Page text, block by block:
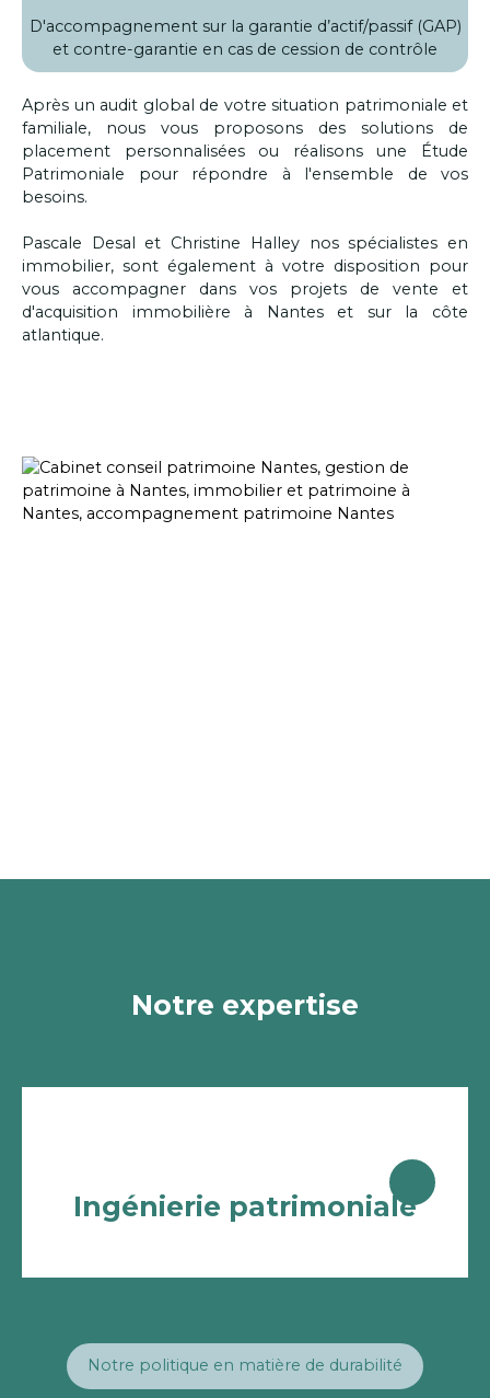
D'accompagnement sur la garantie d’actif/passif (GAP)
et contre-garantie en cas de cession de contrôle
Après un audit global de votre situation patrimoniale et
familiale, nous vous proposons des solutions de
placement personnalisées ou réalisons une Étude
Patrimoniale pour répondre à l'ensemble de vos
besoins.
Pascale Desal et Christine Halley nos spécialistes en
immobilier, sont également à votre disposition pour
vous accompagner dans vos projets de vente et
d'acquisition immobilière à Nantes et sur la côte
atlantique.
Notre expertise
Ingénierie patrimoniale
Notre politique en matière de durabilité